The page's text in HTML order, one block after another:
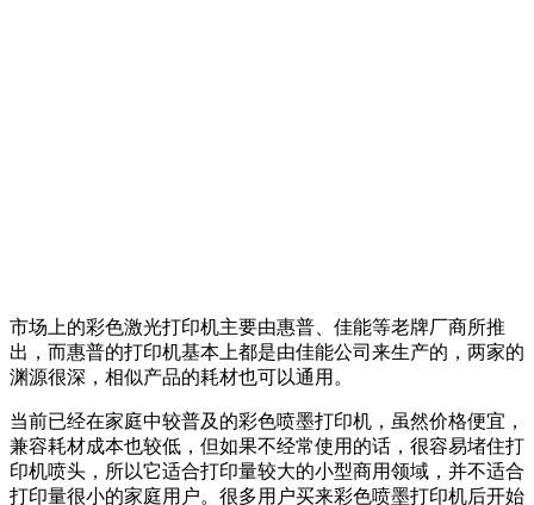
市场上的彩色激光打印机主要由惠普、佳能等老牌厂商所推
出，而惠普的打印机基本上都是由佳能公司来生产的，两家的
渊源很深，相似产品的耗材也可以通用。
当前已经在家庭中较普及的彩色喷墨打印机，虽然价格便宜，
兼容耗材成本也较低，但如果不经常使用的话，很容易堵住打
印机喷头，所以它适合打印量较大的小型商用领域，并不适合
打印量很小的家庭用户。很多用户买来彩色喷墨打印机后开始